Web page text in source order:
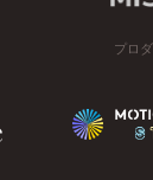
プロ